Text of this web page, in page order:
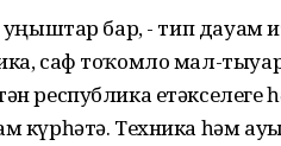
бар, - тип дауам
саф тоҡомло мал-
республика
күрһәтә. Техника һәм